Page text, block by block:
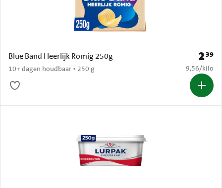
Blue Band Heerlijk Romig 250g
10+ dagen houdbaar • 250 g
Prijs:
239
€ 9,56 per
9,56/kilo